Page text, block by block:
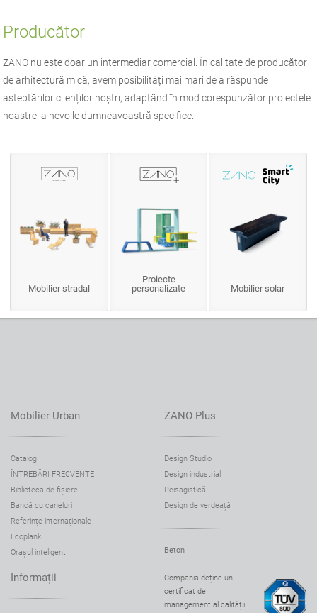
Producător
ZANO nu este doar un intermediar comercial. În calitate de producător
dearhitectură mică, avem posibilități mai mari de a răspunde
așteptărilor clienților noștri, adaptând în mod corespunzător proiectele
noastre la nevoile dumneavoastră specifice.
Mobilier stradal
Proiecte
personalizate
Mobilier solar
Mobilier Urban
Catalog
ÎNTREBĂRI FRECVENTE
Biblioteca de fișiere
Bancă cu caneluri
Referințe internaționale
Ecoplank
Orașul inteligent
ZANO Plus
Design Studio
Design industrial
Peisagistică
Design de verdeață
Beton
Informații
Compania deține un
certificat de
management al calității